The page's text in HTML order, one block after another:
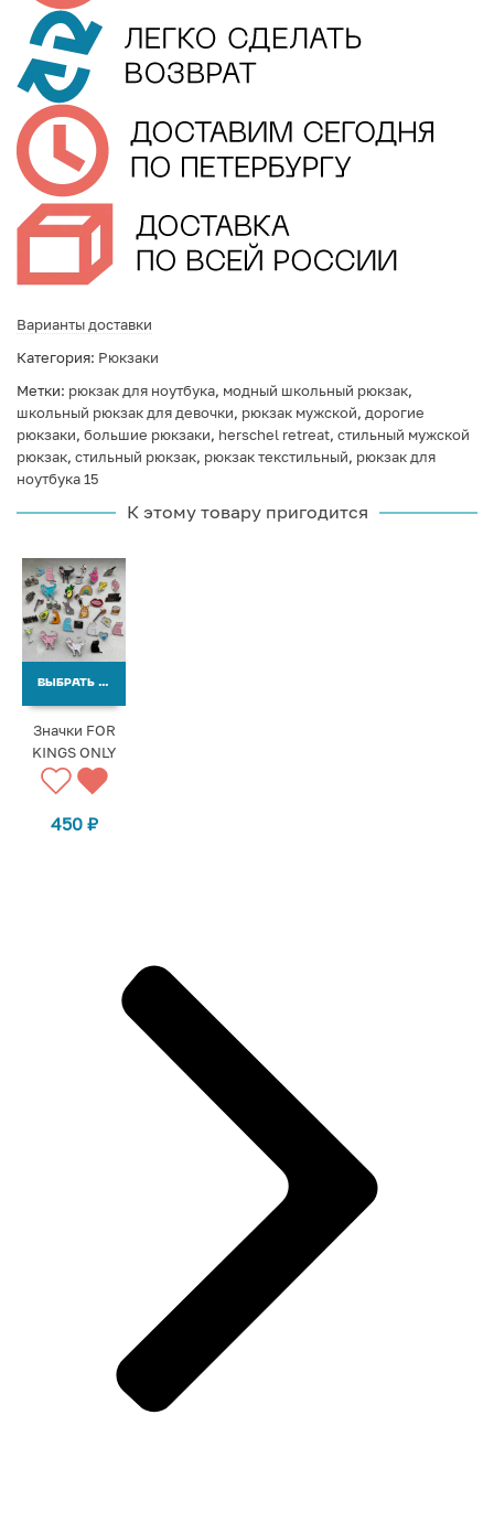
Варианты доставки
Категория: Рюкзаки
Метки: рюкзак для ноутбука, модный школьный рюкзак,
школьный рюкзак для девочки, рюкзак мужской, дорогие
рюкзаки, большие рюкзаки, herschel retreat, стильный мужской
рюкзак, стильный рюкзак, рюкзак текстильный, рюкзак для
ноутбука 15
К этому товару пригодится
ВЫБРАТЬ ВАРИАНТЫ
Значки FOR
KINGS ONLY
450 ₽